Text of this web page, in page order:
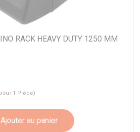
RACK HEAVY DUTY 1250 MM
1 Pièce)
Ajouter au panier